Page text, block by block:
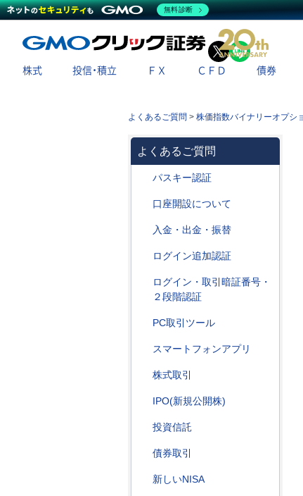
X
株式 投信・積立 ＦＸ ＣＦＤ 債券
よくあるご質問 > 株価指数バイナリーオプシ
よくあるご質問
パスキー認証
口座開設について
入金・出金・振替
ログイン追加認証
ログイン・取引暗証番号・
２段階認証
PC取引ツール
スマートフォンアプリ
株式取引
IPO(新規公開株)
投資信託
債券取引
新しいNISA
無料診断